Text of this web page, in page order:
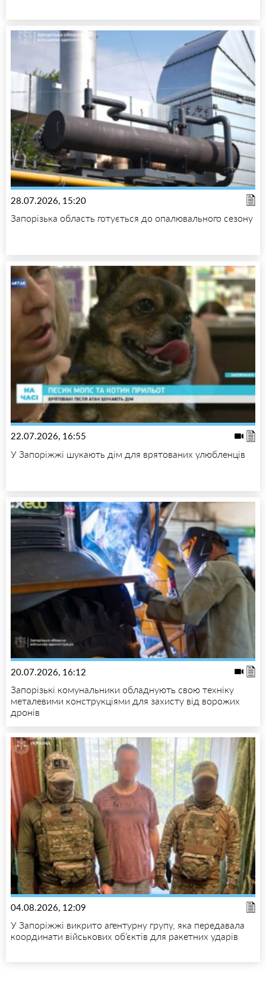
28.07.2026, 15:20
Запорізька область готується до опалювального сезону
22.07.2026, 16:55
У Запоріжжі шукають дім для врятованих улюбленців
20.07.2026, 16:12
Запорізькі комунальники обладнують свою техніку
металевими конструкціями для захисту від ворожих
дронів
04.08.2026, 12:09
У Запоріжжі викрито агентурну групу, яка передавала
координати військових об’єктів для ракетних ударів